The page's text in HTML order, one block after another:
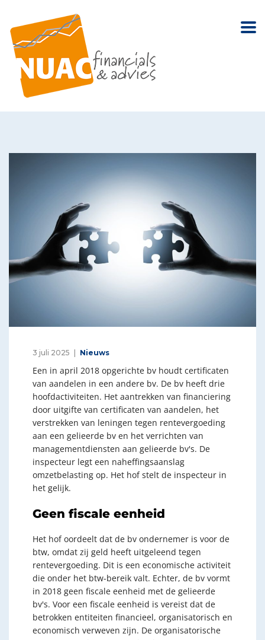
3 juli 2025 Nieuws
Een in april 2018 opgerichte bv houdt certificaten
van aandelen in een andere bv. De bv heeft drie
hoofdactiviteiten. Het aantrekken van financiering
door uitgifte van certificaten van aandelen, het
verstrekken van leningen tegen rentevergoeding
aan een gelieerde bv en het verrichten van
managementdiensten aan gelieerde bv's. De
inspecteur legt een naheffingsaanslag
omzetbelasting op. Het hof stelt de inspecteur in
het gelijk.
Geen fiscale eenheid
Het hof oordeelt dat de bv ondernemer is voor de
btw, omdat zij geld heeft uitgeleend tegen
rentevergoeding. Dit is een economische activiteit
die onder het btw-bereik valt. Echter, de bv vormt
in 2018 geen fiscale eenheid met de gelieerde
bv's. Voor een fiscale eenheid is vereist dat de
betrokken entiteiten financieel, organisatorisch en
economisch verweven zijn. De organisatorische